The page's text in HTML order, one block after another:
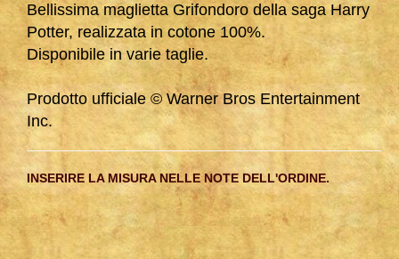
Bellissima maglietta Grifondoro della saga Harry
Potter, realizzata in cotone 100%.
Disponibile in varie taglie.
Prodotto ufficiale © Warner Bros Entertainment
Inc.
INSERIRE LA MISURA NELLE NOTE DELL'ORDINE.